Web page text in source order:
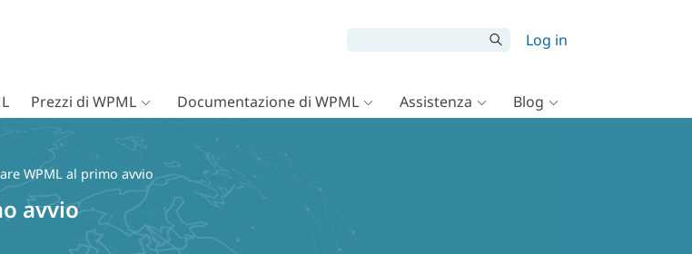
Log in
Prezzi di WPML Documentazione di WPML Assistenza Blog
WPML al primo avvio
avvio